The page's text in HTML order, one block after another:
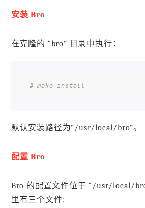
安装 Bro
在克隆的 “bro” 目录中执行：
# make install
默认安装路径为”/usr/local/bro”。
配置 Bro
Bro 的配置文件位于 “/usr/local/
里有三个文件: